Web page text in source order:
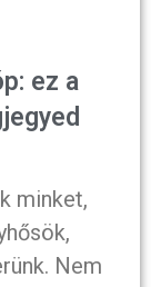
ez a
minket,
Nem